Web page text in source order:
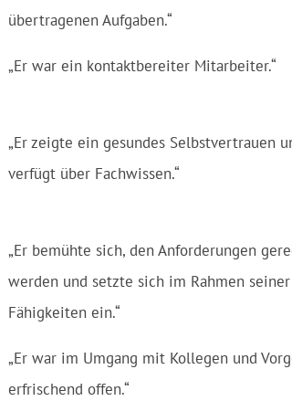
übertragenen Aufgaben.“
„Er war ein kontaktbereiter Mitarbeiter.“
„Er zeigte ein gesundes Selbstvertrauen
verfügt über Fachwissen.“
„Er bemühte sich, den Anforderungen
werden und setzte sich im Rahmen seiner
Fähigkeiten ein.“
„Er war im Umgang mit Kollegen und
erfrischend offen.“